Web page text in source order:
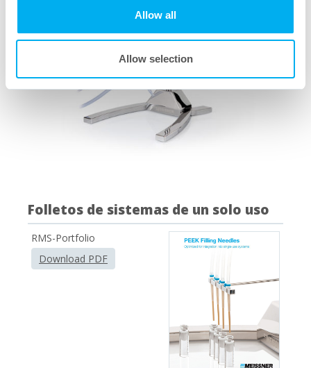
Allow all
Allow selection
Folletos de sistemas de un solo uso
RMS-Portfolio
Download PDF